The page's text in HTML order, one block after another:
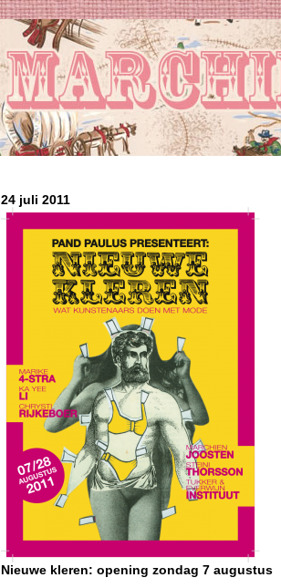
24 juli 2011
Nieuwe kleren: opening zondag 7 augustus